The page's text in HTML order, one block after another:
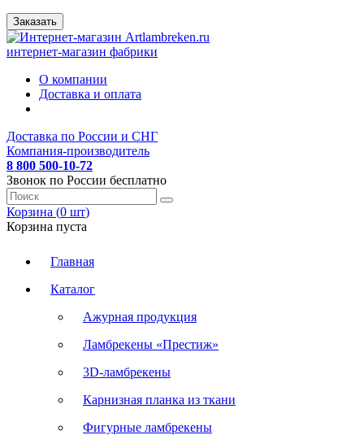
Заказать
интернет-магазин фабрики
О компании
Доставка и оплата
Доставка по России и СНГ
Компания-производитель
8 800 500-10-72
Звонок по России бесплатно
Корзина (0 шт)
Корзина пуста
Главная
Каталог
Ажурная продукция
Ламбрекены «Престиж»
3D-ламбрекены
Карнизная планка из ткани
Фигурные ламбрекены